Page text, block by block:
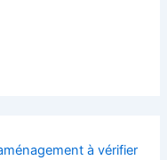
à vérifier